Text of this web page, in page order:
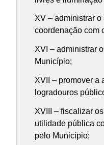
XV – administrar
coordenação com
XVI – administrar
Município;
XVII – promover a
logradouros
XVIII – fiscalizar
utilidade pública
pelo Município;